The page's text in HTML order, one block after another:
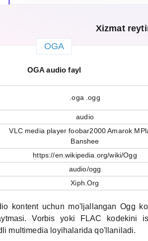
Xizmat
OGA
OGA audio fayl
.oga .ogg
audio
VLC media player foobar2000 Amarok
Banshee
https://en.wikipedia.org/wiki/Ogg
audio/ogg
Xiph.Org
kontent uchun mo'ljallangan Ogg
Vorbis yoki FLAC kodekini
multimedia loyihalarida qo'llaniladi.